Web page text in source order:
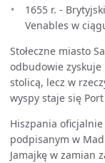
1655 r. -
Venables w
Stołeczne miasto
odbudowie zyskuje
stolicą, lecz w
wyspy staje się Port
Hiszpania
podpisanym w
Jamajkę w zamian